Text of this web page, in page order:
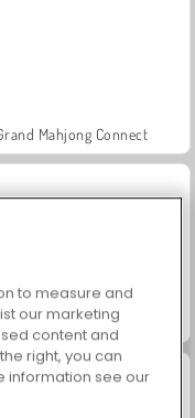
Mahjong Connect
and the Bear: Meadows
to measure and
our marketing
content and
right, you can
information see our